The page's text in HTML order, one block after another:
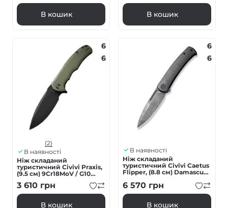
В кошик В кошик
6
6
(2)
В наявності
Ніж складаний
туристичний Civivi Praxis,
(9.5 см) 9Cr18MoV / G10
зелений
3 610 грн
В кошик
6
6
В наявності
Ніж складаний
туристичний Civivi Caetus
Flipper, (8.8 см) Damascus /
6 570 грн
В кошик